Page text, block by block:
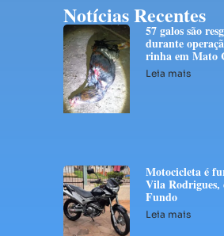
Notícias Recentes
57 galos são
durante
rinha em Mato
Leia mais
Motocicleta é
Vila Rodrigues,
Fundo
Leia mais